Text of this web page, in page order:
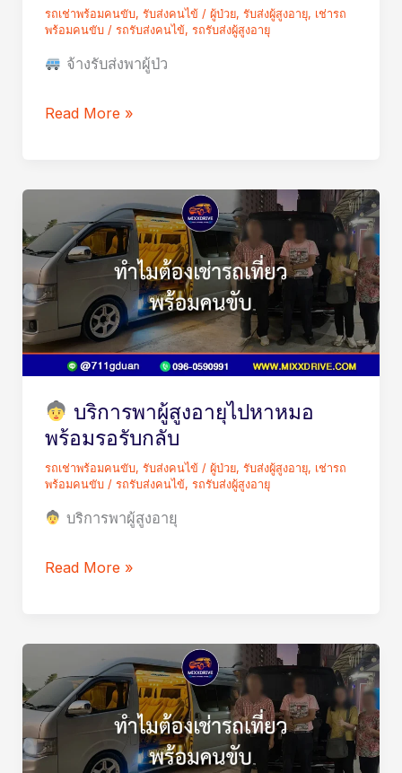
รถเช่าพร้อมคนขับ, รับส่งคนไข้ / ผู้ป่วย, รับส่งผู้สูงอายุ, เช่ารถ
พร้อมคนขับ/ รถรับส่งคนไข้, รถรับส่งผู้สูงอายุ
จ้างรับส่งพาผู้ป่ว
/
ไต
พยาบาล
Read More »
บริการพาผู้สูงอายุไปหาหมอ
พร้อมรอรับกลับ
รถเช่าพร้อมคนขับ, รับส่งคนไข้ / ผู้ป่วย, รับส่งผู้สูงอายุ, เช่ารถ
พร้อมคนขับ/ รถรับส่งคนไข้, รถรับส่งผู้สูงอายุ
บริการพาผู้สูงอายุ
บริการ
พา
ผู้
อายุ
หมอ
พร้อม
รอ
กลับ
Read More »
รถ
รับ–